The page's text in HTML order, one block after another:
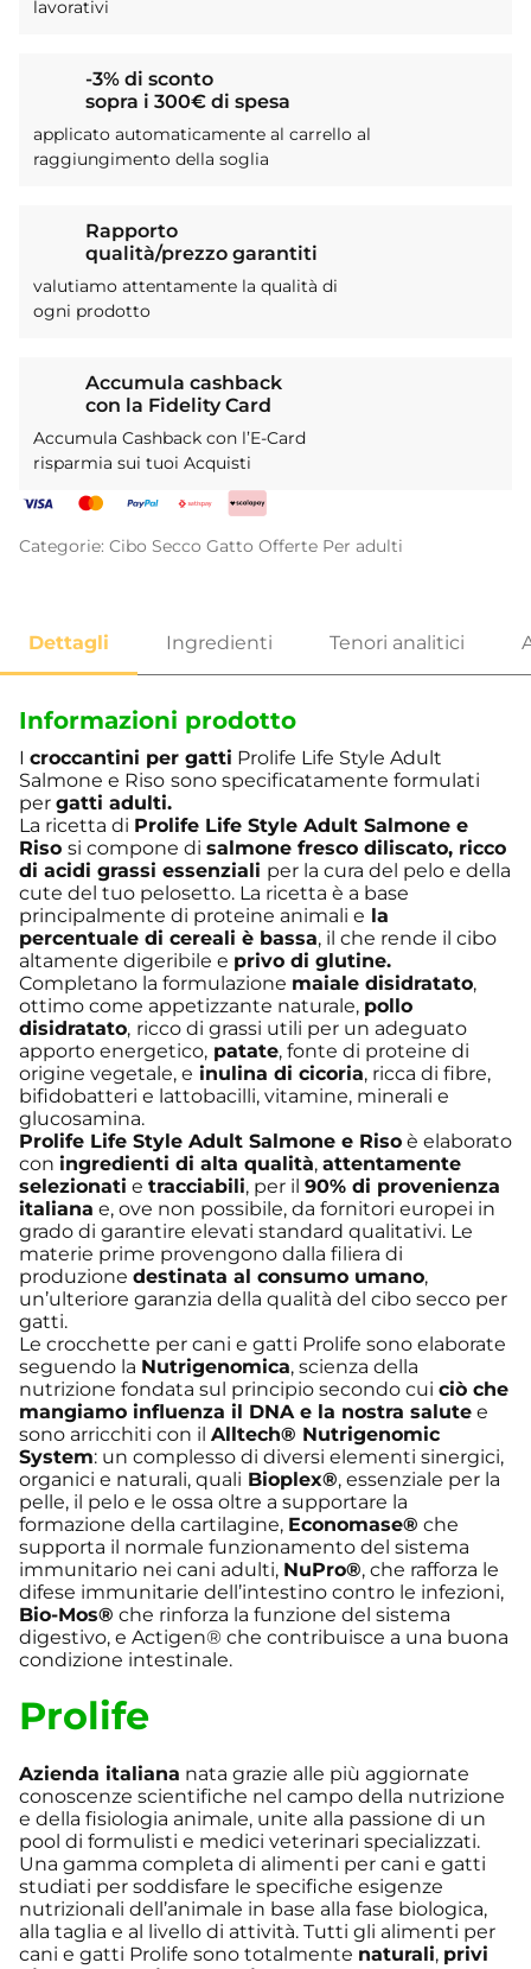
lavorativi
-3% di sconto
sopra i 300€ di spesa
applicato automaticamente al carrello al
raggiungimento della soglia
Rapporto
qualità/prezzo garantiti
valutiamo attentamente la qualità di
ogni prodotto
Accumula cashback
con la Fidelity Card
Accumula Cashback con l’E-Card
risparmia sui tuoi Acquisti
Categorie: Cibo Secco Gatto Offerte Per adulti
Informazioni prodotto
I croccantini per gatti Prolife Life Style Adult
Salmone e Riso sono specificatamente formulati
per gatti adulti.
La ricetta di Prolife Life Style Adult Salmone e
Riso si compone di salmone fresco diliscato, ricco
di acidi grassi essenziali per la cura del pelo e della
cute del tuo pelosetto. La ricetta è a base
principalmente di proteine animali e la
percentuale di cereali è bassa, il che rende il cibo
altamente digeribile e privo di glutine.
Completano la formulazione maiale disidratato,
ottimo come appetizzante naturale, pollo
disidratato, ricco di grassi utili per un adeguato
apporto energetico, patate, fonte di proteine di
origine vegetale, e inulina di cicoria, ricca di fibre,
bifidobatteri e lattobacilli, vitamine, minerali e
glucosamina.
Prolife Life Style Adult Salmone e Riso è elaborato
con ingredienti di alta qualità, attentamente
selezionati e tracciabili, per il 90% di provenienza
italiana e, ove non possibile, da fornitori europei in
grado di garantire elevati standard qualitativi. Le
materie prime provengono dalla filiera di
produzione destinata al consumo umano,
un’ulteriore garanzia della qualità del cibo secco per
gatti.
Le crocchette per cani e gatti Prolife sono elaborate
seguendo la Nutrigenomica, scienza della
nutrizione fondata sul principio secondo cui ciò che
mangiamo influenza il DNA e la nostra salute e
sono arricchiti con il Alltech® Nutrigenomic
System: un complesso di diversi elementi sinergici,
organici e naturali, quali Bioplex®, essenziale per la
pelle, il pelo e le ossa oltre a supportare la
formazione della cartilagine, Economase® che
supporta il normale funzionamento del sistema
immunitario nei cani adulti, NuPro®, che rafforza le
difese immunitarie dell’intestino contro le infezioni,
Bio-Mos® che rinforza la funzione del sistema
digestivo, e Actigen® che contribuisce a una buona
condizione intestinale.
Prolife
Azienda italiana nata grazie alle più aggiornate
conoscenze scientifiche nel campo della nutrizione
e della fisiologia animale, unite alla passione di un
pool di formulisti e medici veterinari specializzati.
Una gamma completa di alimenti per cani e gatti
studiati per soddisfare le specifiche esigenze
nutrizionali dell’animale in base alla fase biologica,
alla taglia e al livello di attività. Tutti gli alimenti per
cani e gatti Prolife sono totalmente naturali, privi